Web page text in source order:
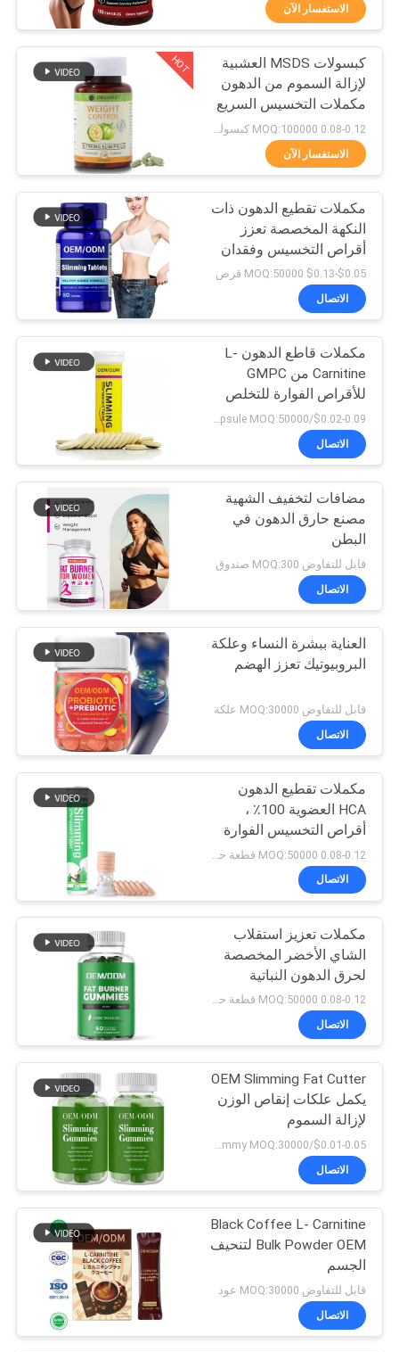
في
المعمل
ضبط
الجودة
اتصل
أخبار
جميع
القضايا
طلب
اقتباس
خريطة
الموقع
سياسة
الخصوصية
كبسولات ناتشورال
ماكس سليمنج
19
مكملات OEM
856
علكة عصير التفاح
28
علكات البيوتين
فيتامين
103
كبسولات الكولاجين
المتحللة
21
أوميغا 3 كبسولات
هلامية
44
ملحق جذر Maca
47
الاستفسار الآن
HOT
كبسولات MSDS العشبية
لإزالة السموم من الدهون
مكملات التخسيس السريع
120 كبسولة
الاستفسار الآن
مكملات تقطيع الدهون ذات
النكهة المخصصة تعزز
أقراص التخسيس وفقدان
الوزن من حرق الدهون
$0.05-$0.13 MOQ:50000 قرص
الاتصال
مكملات قاطع الدهون L-
Carnitine من GMPC
للأقراص الفوارة للتخلص
من السموم
$0.02-0.09/capsule MOQ:50000 قرص فوار
الاتصال
مضافات لتخفيف الشهية
مصنع حارق الدهون في
البطن
قابل للتفاوض MOQ:300 صندوق
الاتصال
العناية ببشرة النساء وعلكة
البروبيوتيك تعزز الهضم
قابل للتفاوض MOQ:30000 علكة
الاتصال
مكملات تقطيع الدهون
HCA العضوية 100٪ ،
أقراص التخسيس الفوارة
الاتصال
مكملات تعزيز استقلاب
الشاي الأخضر المخصصة
لحرق الدهون النباتية
0.08-0.12 MOQ:50000 قطعة حلوى
الاتصال
OEM Slimming Fat Cutter
يكمل علكات إنقاص الوزن
لإزالة السموم
$0.01-0.05/gummy MOQ:30000 علكة
الاتصال
Black Coffee L- Carnitine
Bulk Powder OEM لتنحيف
الجسم
قابل للتفاوض MOQ:30000 عود
الاتصال